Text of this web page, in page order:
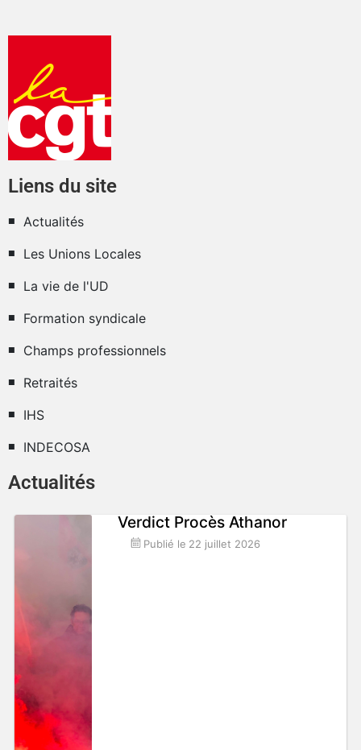
Liens du site
Actualités
Les Unions Locales
La vie de l'UD
Formation syndicale
Champs professionnels
Retraités
IHS
INDECOSA
Actualités
Verdict Procès Athanor
Publié le 22 juillet 2026